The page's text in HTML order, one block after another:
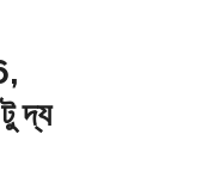
দ্য